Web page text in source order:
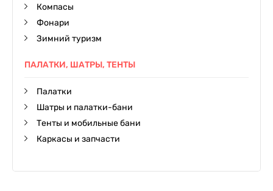
Компасы
Фонари
Зимний туризм
ПАЛАТКИ, ШАТРЫ, ТЕНТЫ
Палатки
Шатры и палатки-бани
Тенты и мобильные бани
Каркасы и запчасти